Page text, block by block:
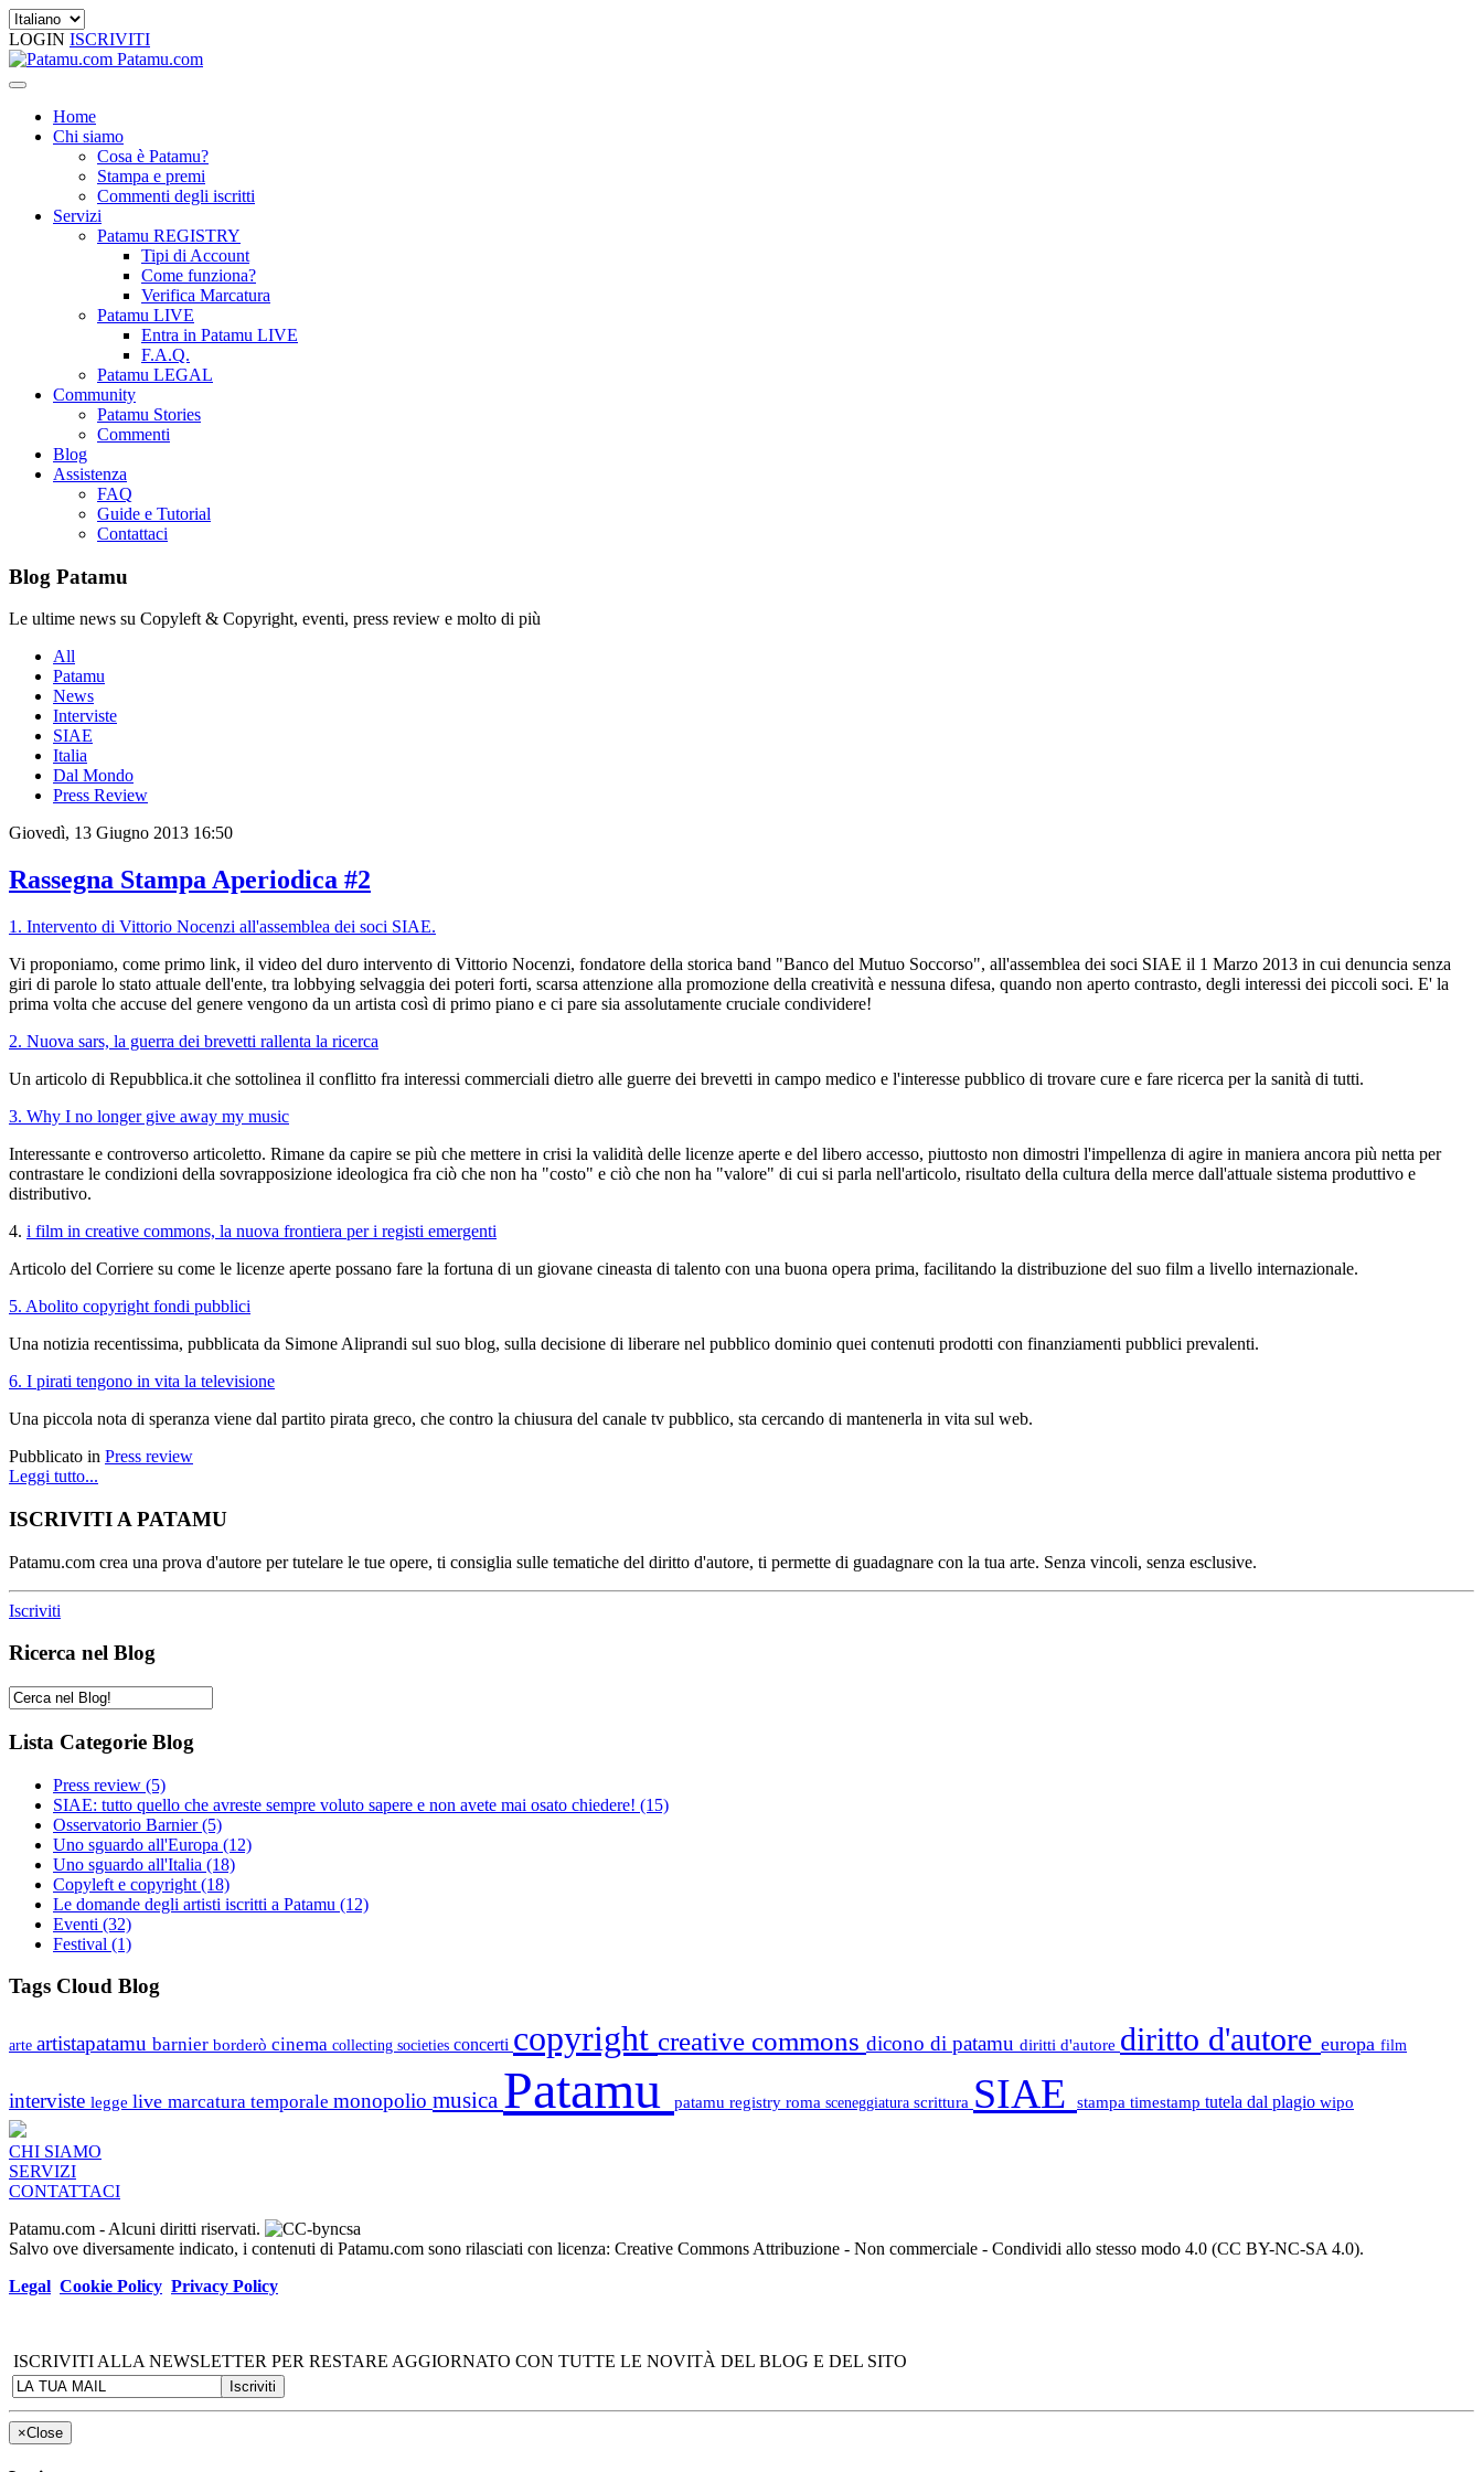
LOGIN ISCRIVITI
Patamu.com
Home
Chi siamo
Cosa è Patamu?
Stampa e premi
Commenti degli iscritti
Servizi
Patamu REGISTRY
Tipi di Account
Come funziona?
Verifica Marcatura
Patamu LIVE
Entra in Patamu LIVE
F.A.Q.
Patamu LEGAL
Community
Patamu Stories
Commenti
Blog
Assistenza
FAQ
Guide e Tutorial
Contattaci
Blog Patamu
Le ultime news su Copyleft & Copyright, eventi, press review e molto di più
All
Patamu
News
Interviste
SIAE
Italia
Dal Mondo
Press Review
Giovedì, 13 Giugno 2013 16:50
Rassegna Stampa Aperiodica #2
1. Intervento di Vittorio Nocenzi all'assemblea dei soci SIAE.
Vi proponiamo, come primo link, il video del duro intervento di Vittorio Nocenzi, fondatore della storica band "Banco del Mutuo Soccorso", all'assemblea dei soci SIAE il 1 Marzo 2013 in cui denuncia senza
giri di parole lo stato attuale dell'ente, tra lobbying selvaggia dei poteri forti, scarsa attenzione alla promozione della creatività e nessuna difesa, quando non aperto contrasto, degli interessi dei piccoli soci. E' la
prima volta che accuse del genere vengono da un artista così di primo piano e ci pare sia assolutamente cruciale condividere!
2. Nuova sars, la guerra dei brevetti rallenta la ricerca
Un articolo di Repubblica.it che sottolinea il conflitto fra interessi commerciali dietro alle guerre dei brevetti in campo medico e l'interesse pubblico di trovare cure e fare ricerca per la sanità di tutti.
3. Why I no longer give away my music
Interessante e controverso articoletto. Rimane da capire se più che mettere in crisi la validità delle licenze aperte e del libero accesso, piuttosto non dimostri l'impellenza di agire in maniera ancora più netta per
contrastare le condizioni della sovrapposizione ideologica fra ciò che non ha "costo" e ciò che non ha "valore" di cui si parla nell'articolo, risultato della cultura della merce dall'attuale sistema produttivo e
distributivo.
4. i film in creative commons, la nuova frontiera per i registi emergenti
Articolo del Corriere su come le licenze aperte possano fare la fortuna di un giovane cineasta di talento con una buona opera prima, facilitando la distribuzione del suo film a livello internazionale.
5. Abolito copyright fondi pubblici
Una notizia recentissima, pubblicata da Simone Aliprandi sul suo blog, sulla decisione di liberare nel pubblico dominio quei contenuti prodotti con finanziamenti pubblici prevalenti.
6. I pirati tengono in vita la televisione
Una piccola nota di speranza viene dal partito pirata greco, che contro la chiusura del canale tv pubblico, sta cercando di mantenerla in vita sul web.
Pubblicato in Press review
Leggi tutto...
ISCRIVITI A PATAMU
Patamu.com crea una prova d'autore per tutelare le tue opere, ti consiglia sulle tematiche del diritto d'autore, ti permette di guadagnare con la tua arte. Senza vincoli, senza esclusive.
Iscriviti
Ricerca nel Blog
Lista Categorie Blog
Press review (5)
SIAE: tutto quello che avreste sempre voluto sapere e non avete mai osato chiedere! (15)
Osservatorio Barnier(5)
Uno sguardo all'Europa (12)
Uno sguardo all'Italia (18)
Copyleft e copyright (18)
Le domande degli artisti iscritti a Patamu (12)
Eventi (32)
Festival (1)
Tags Cloud Blog
arte artistapatamu barnier borderò cinema collecting societies concerti copyright creative commons dicono di patamu diritti d'autore diritto d'autore europa film
interviste legge live marcatura temporale monopolio musica Patamu patamu registry roma sceneggiatura scrittura SIAE stampa timestamp tutela dal plagio wipo
CHI SIAMO
SERVIZI
CONTATTACI
Patamu.com - Alcuni diritti riservati.
Salvo ove diversamente indicato, i contenuti di Patamu.com sono rilasciati con licenza: Creative Commons Attribuzione - Non commerciale - Condividi allo stesso modo 4.0 (CC BY-NC-SA 4.0).
Legal Cookie Policy Privacy Policy
ISCRIVITI ALLA NEWSLETTER PER RESTARE AGGIORNATO CON TUTTE LE NOVITÀ DEL BLOG E DEL SITO
×Close